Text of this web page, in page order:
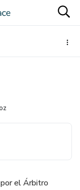
el Árbitro